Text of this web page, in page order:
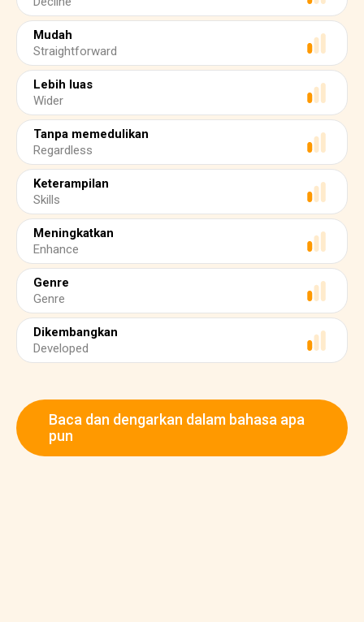
Mudah
Straightforward
Lebih luas
Wider
Tanpa memedulikan
Regardless
Keterampilan
Skills
Meningkatkan
Enhance
Genre
Genre
Dikembangkan
Developed
Baca dan dengarkan dalam bahasa apa
pun